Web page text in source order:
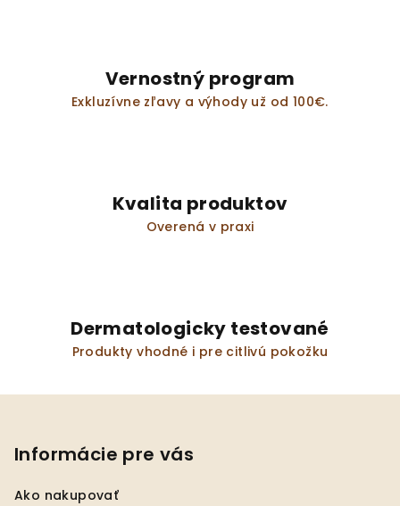
i
s
Vernostný program
Exkluzívne zľavy a výhody už od 100€.
Kvalita produktov
Overená v praxi
Dermatologicky testované
Produkty vhodné i pre citlivú pokožku
Informácie pre vás
Ako nakupovať